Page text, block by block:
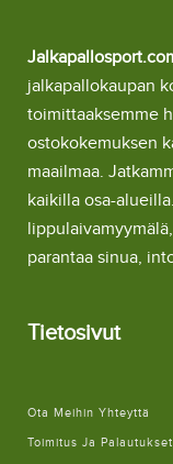
jalkapallokaupan
toimittaaksemme
ostokokemuksen
maailmaa.
kaikilla osa-
parantaa sinua,
Tietosivut
Ota Meihin Yhteyttä
Toimitus Ja Palautukset